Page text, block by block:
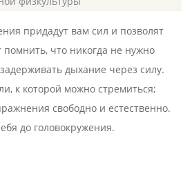
придадут вам сил и позволят
помнить, что никогда не нужно
дыхание через силу.
к которой можно стремиться;
свободно и естественно.
до головокружения.